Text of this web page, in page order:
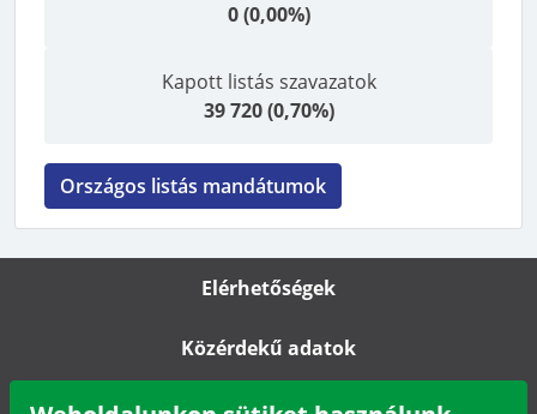
0(0,00%)
Kapott listás szavazatok
39 720(0,70%)
Országos listás mandátumok
Elérhetőségek
Közérdekű adatok
Impresszum